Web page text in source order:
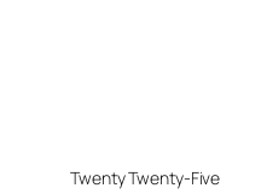
Twenty Twenty-Five